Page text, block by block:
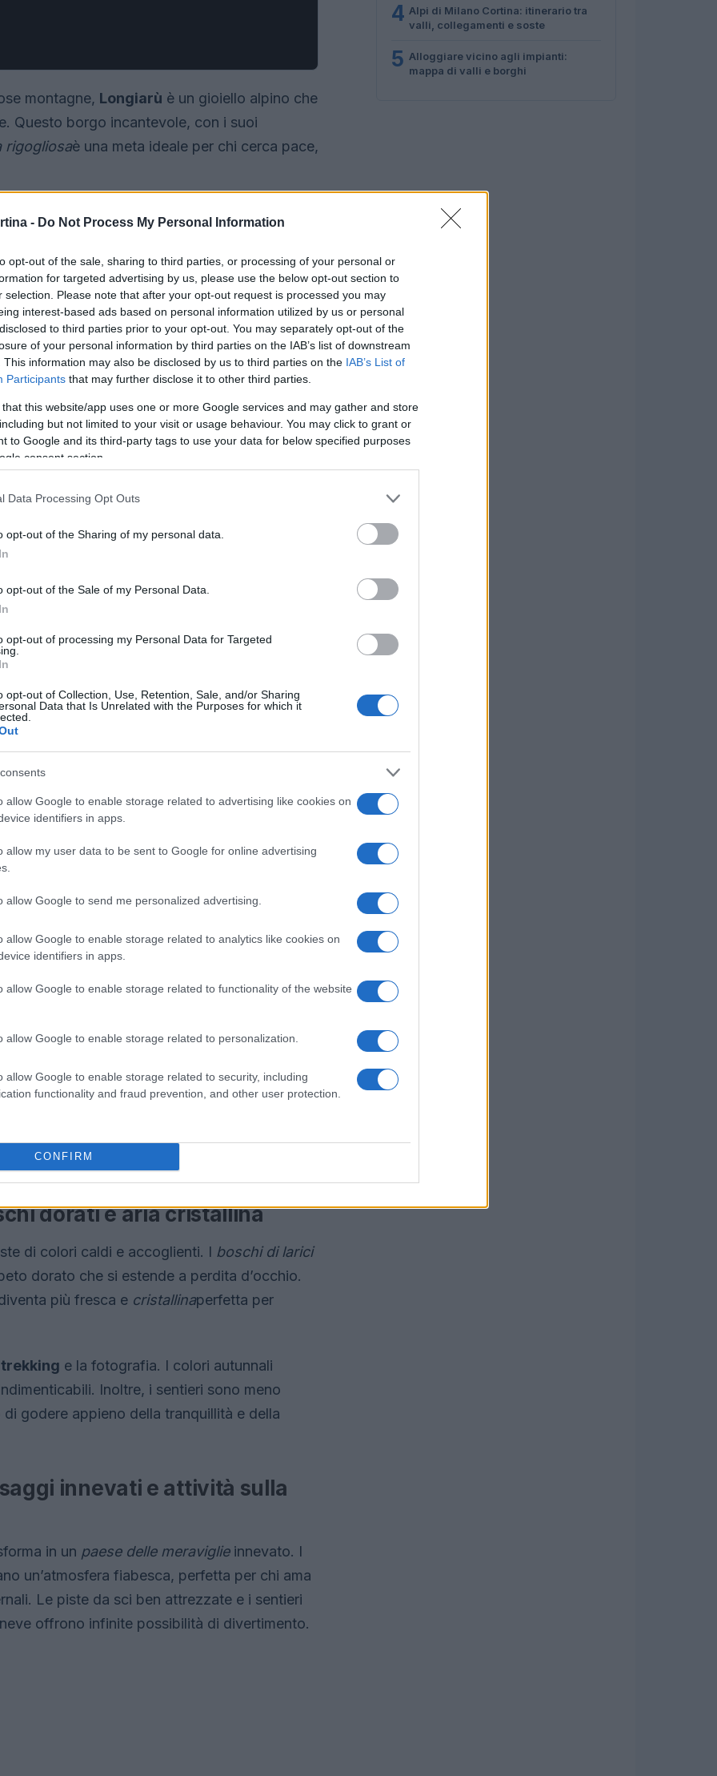
- Do Not Process My Personal Information
opt-out of the sale, sharing to third parties, or processing of your personal or
for targeted advertising by us, please use the below opt-out section to
selection. Please note that after your opt-out request is processed you may
interest-based ads based on personal information utilized by us or personal
to third parties prior to your opt-out. You may separately opt-out of the
of your personal information by third parties on the IAB’s list of downstream
This information may also be disclosed by us to third parties on the IAB’s List of
Participants that may further disclose it to other third parties.
that this website/app uses one or more Google services and may gather and store
but not limited to your visit or usage behaviour. You may click to grant or
to Google and its third-party tags to use your data for below specified purposes
consent section.
Data Processing Opt Outs
opt-out of the Sharing of my personal data.
opt-out of the Sale of my Personal Data.
opt-out of processing my Personal Data for Targeted
opt-out of Collection, Use, Retention, Sale, and/or Sharing
Data that Is Unrelated with the Purposes for which it
allow Google to enable storage related to advertising like cookies on
identifiers in apps.
allow my user data to be sent to Google for online advertising
allow Google to send me personalized advertising.
allow Google to enable storage related to analytics like cookies on
identifiers in apps.
allow Google to enable storage related to functionality of the website
allow Google to enable storage related to personalization.
allow Google to enable storage related to security, including
functionality and fraud prevention, and other user protection.
CONFIRM
montagne, Longiarù è un gioiello alpino che
Questo borgo incantevole, con i suoi
rigogliosaè una meta ideale per chi cerca pace,
ha qualcosa da offrire in ogni periodo
che questo luogo ha da offrire.
mozzafiato e frutti di
un
lussureggianti, offrendo viste panoramiche
montagne
raccolta dei frutti di bosco . More, mirtilli e
circostanti, offrendo un’esperienza unica
giornate lunghe e il clima mite rendono
dorati e aria cristallina
di colori caldi e accoglienti. I boschi di larici
dorato che si estende a perdita d’occhio.
più fresca e cristallinaperfetta per
trekking e la fotografia. I colori autunnali
Inoltre, i sentieri sono meno
godere appieno della tranquillità e della
innevati e attività sulla
in un paese delle meraviglieinnevato. I
un’atmosfera fiabesca, perfetta per chi ama
Le piste da sci ben attrezzate e i sentieri
offrono infinite possibilità di divertimento.
4 Alpi di Milano Cortina: itinerario tra
valli, collegamenti e soste
5 Alloggiare vicino agli impianti:
mappa di valli e borghi